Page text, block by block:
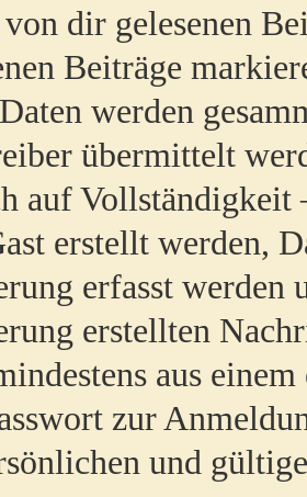
dir gelesenen
Beiträge
werden
übermittelt
auf
erstellt werden,
erfasst werden
erstellten
aus
zur
und